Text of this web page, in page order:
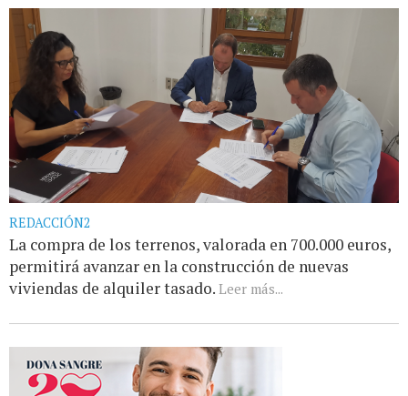
REDACCIÓN2
La compra de los terrenos, valorada en 700.000 euros,
permitirá avanzar en la construcción de nuevas
viviendas de alquiler tasado. Leer más...